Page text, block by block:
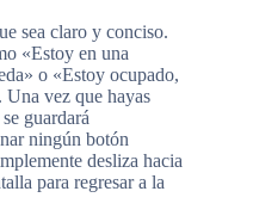
sea claro y conciso.
«Estoy en una
o «Estoy ocupado,
Una vez que hayas
guardará
ningún botón
desliza hacia
para regresar a la